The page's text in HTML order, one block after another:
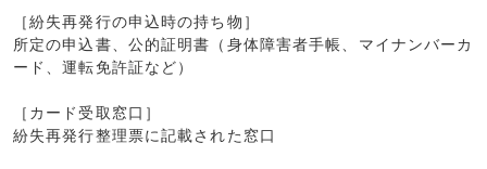
［紛失再発行の申込時の持ち物］
所定の申込書、公的証明書（身体障害者手帳、マイナンバーカ
ード、運転免許証など）
［カード受取窓口］
紛失再発行整理票に記載された窓口